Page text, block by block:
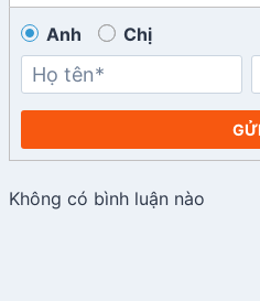
Anh Chị
GỬI
Không có bình luận nào